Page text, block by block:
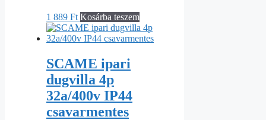
1 889 Ft Kosárba teszem
SCAME ipari
dugvilla 4p
32a/400v IP44
csavarmentes